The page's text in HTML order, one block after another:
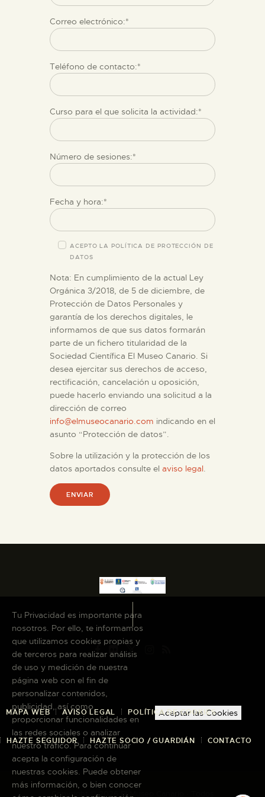
ACTIVIDADES
█
EL MUSEO
DIDÁCTICA
ESPAÑOL
Correo electrónico:*
Teléfono de contacto:*
Curso para el que solicita la actividad:*
Número de sesiones:*
Fecha y hora:*
ACEPTO LA POLÍTICA DE PROTECCIÓN DE
DATOS
Nota: En cumplimiento de la actual Ley
Orgánica 3/2018, de 5 de diciembre, de
Protección de Datos Personales y
garantía de los derechos digitales, le
informamos de que sus datos formarán
parte de un fichero titularidad de la
Sociedad Científica El Museo Canario. Si
desea ejercitar sus derechos de acceso,
rectificación, cancelación u oposición,
puede hacerlo enviando una solicitud a la
dirección de correo
info@elmuseocanario.com indicando en el
asunto “Protección de datos”.
Sobre la utilización y la protección de los
datos aportados consulte el aviso legal.
MAPA WEB AVISO LEGAL POLÍTICA DE COOKIES
HAZTE SEGUIDOR HAZTE SOCIO / GUARDIÁN CONTACTO
Copyright © 2026 El Museo Canario · Todos
Tu Privacidad es importante para
nosotros. Por ello, te informamos
que utilizamos cookies propias y
de terceros para realizar análisis
de uso y medición de nuestra
página web con el fin de
personalizar contenidos,
publicidad, así como
proporcionar funcionalidades en
las redes sociales o analizar
nuestro tráfico. Para continuar
acepta la configuración de
nuestras cookies. Puede obtener
más información, o bien conocer
Aceptar las Cookies